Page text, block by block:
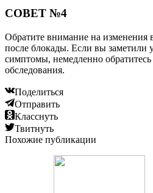
СОВЕТ №4
Обратите внимание на изменения
после блокады. Если вы заметили
симптомы, немедленно
обследования.
Поделиться
Отправить
Класснуть
Твитнуть
Похожие публикации